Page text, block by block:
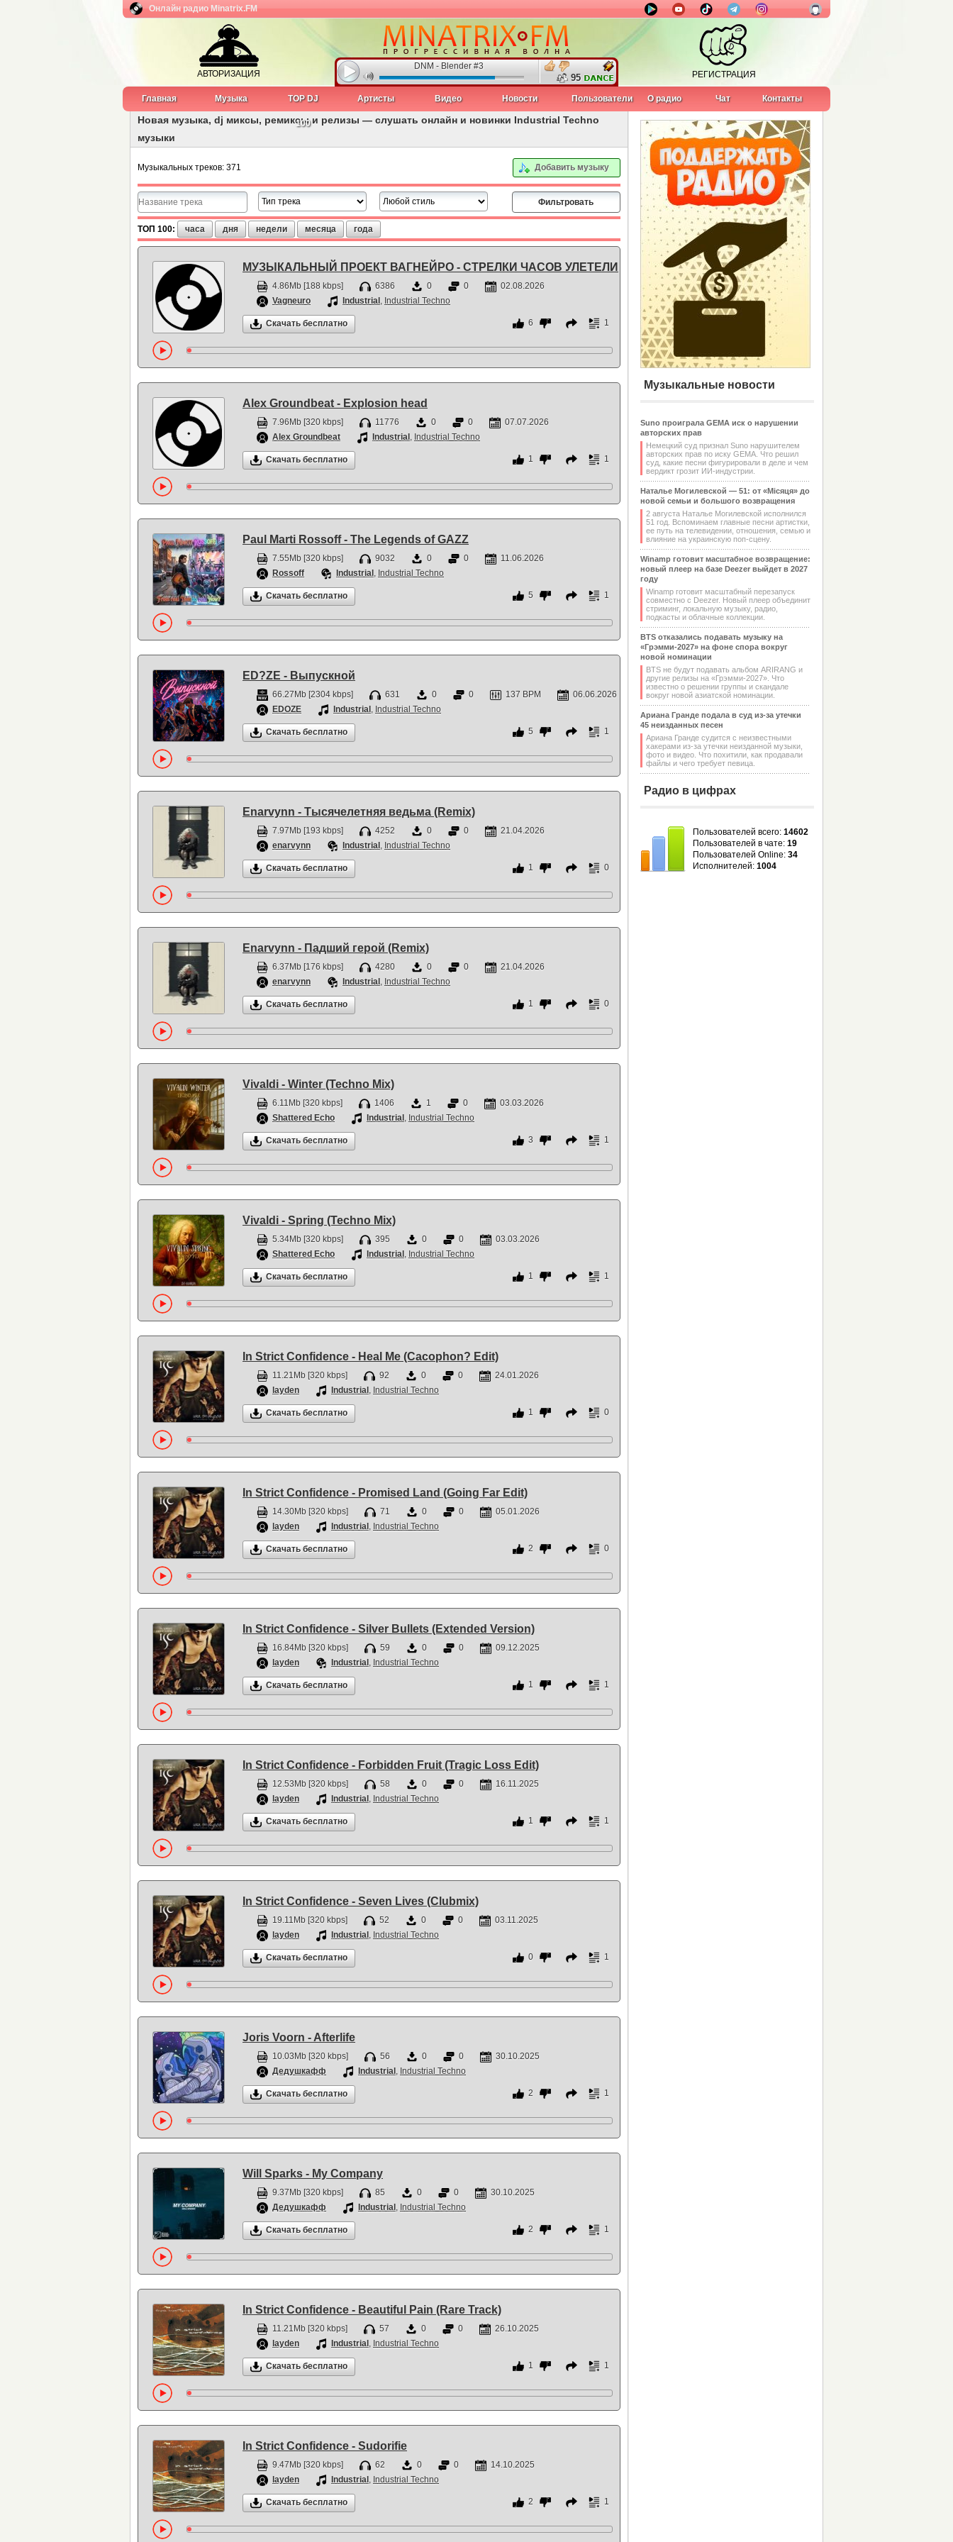
Онлайн радио Minatrix.FM
АВТОРИЗАЦИЯ
DNM - Blender #3
95 РЕГИСТРАЦИЯ
Главная Музыка TOP DJ
100
Артисты Видео Новости Пользователи О радио Чат Контакты
Новая музыка, dj миксы, ремиксы и релизы — слушать онлайн и новинки Industrial Techno
музыки
Музыкальных треков: 371 Добавить музыку
ТОП 100: часа дня недели месяца года
МУЗЫКАЛЬНЫЙ ПРОЕКТ ВАГНЕЙРО - СТРЕЛКИ ЧАСОВ УЛЕТЕЛИ
4.86Mb [188 kbps] 6386 0 0
02.08.2026
Vagneuro
Industrial , Industrial Techno
Скачать бесплатно 6 1
Alex Groundbeat - Explosion head
7.96Mb [320 kbps] 11776 0 0
07.07.2026
Alex Groundbeat
Industrial , Industrial Techno
Скачать бесплатно 1 1
Paul Marti Rossoff - The Legends of GAZZ
7.55Mb [320 kbps] 9032 0 0
11.06.2026
Rossoff
Industrial , Industrial Techno
Скачать бесплатно 5 1
ED?ZE - Выпускной
66.27Mb [2304 kbps] 631 0 0 137 BPM
06.06.2026
EDOZE
Industrial , Industrial Techno
Скачать бесплатно 5 1
Enarvynn - Тысячелетняя ведьма (Remix)
7.97Mb [193 kbps] 4252 0 0
21.04.2026
enarvynn
Industrial , Industrial Techno
Скачать бесплатно 1 0
Enarvynn - Падший герой (Remix)
6.37Mb [176 kbps] 4280 0 0
21.04.2026
enarvynn
Industrial , Industrial Techno
Скачать бесплатно 1 0
Vivaldi - Winter (Techno Mix)
6.11Mb [320 kbps] 1406 1 0
03.03.2026
Shattered Echo
Industrial , Industrial Techno
Скачать бесплатно 3 1
Vivaldi - Spring (Techno Mix)
5.34Mb [320 kbps] 395 0 0
03.03.2026
Shattered Echo
Industrial , Industrial Techno
Скачать бесплатно 1 1
In Strict Confidence - Heal Me (Cacophon? Edit)
11.21Mb [320 kbps] 92 0 0
24.01.2026
layden
Industrial , Industrial Techno
Скачать бесплатно 1 0
In Strict Confidence - Promised Land (Going Far Edit)
14.30Mb [320 kbps] 71 0 0
05.01.2026
layden
Industrial , Industrial Techno
Скачать бесплатно 2 0
In Strict Confidence - Silver Bullets (Extended Version)
16.84Mb [320 kbps] 59 0 0
09.12.2025
layden
Industrial , Industrial Techno
Скачать бесплатно 1 1
In Strict Confidence - Forbidden Fruit (Tragic Loss Edit)
12.53Mb [320 kbps] 58 0 0
16.11.2025
layden
Industrial , Industrial Techno
Скачать бесплатно 1 1
In Strict Confidence - Seven Lives (Clubmix)
19.11Mb [320 kbps] 52 0 0
03.11.2025
layden
Industrial , Industrial Techno
Скачать бесплатно 0 1
Joris Voorn - Afterlife
10.03Mb [320 kbps] 56 0 0
30.10.2025
Дедушкафф
Industrial , Industrial Techno
Скачать бесплатно 2 1
Will Sparks - My Company
9.37Mb [320 kbps] 85 0 0
30.10.2025
Дедушкафф
Industrial , Industrial Techno
Скачать бесплатно 2 1
In Strict Confidence - Beautiful Pain (Rare Track)
11.21Mb [320 kbps] 57 0 0
26.10.2025
layden
Industrial , Industrial Techno
Скачать бесплатно 1 1
In Strict Confidence - Sudorifie
9.47Mb [320 kbps] 62 0 0
14.10.2025
layden
Industrial , Industrial Techno
Скачать бесплатно 2 1
Музыкальные новости
Suno проиграла GEMA иск о нарушении
авторских прав
Немецкий суд признал Suno нарушителем
авторских прав по иску GEMA. Что решил
суд, какие песни фигурировали в деле и чем
вердикт грозит ИИ-индустрии.
Наталье Могилевской — 51: от «Місяця» до
новой семьи и большого возвращения
2 августа Наталье Могилевской исполнился
51 год. Вспоминаем главные песни артистки,
ее путь на телевидении, отношения, семью и
влияние на украинскую поп-сцену.
Winamp готовит масштабное возвращение:
новый плеер на базе Deezer выйдет в 2027
году
Winamp готовит масштабный перезапуск
совместно с Deezer. Новый плеер объединит
стриминг, локальную музыку, радио,
подкасты и облачные коллекции.
BTS отказались подавать музыку на
«Грэмми-2027» на фоне спора вокруг
новой номинации
BTS не будут подавать альбом ARIRANG и
другие релизы на «Грэмми-2027». Что
известно о решении группы и скандале
вокруг новой азиатской номинации.
Ариана Гранде подала в суд из-за утечки
45 неизданных песен
Ариана Гранде судится с неизвестными
хакерами из-за утечки неизданной музыки,
фото и видео. Что похитили, как продавали
файлы и чего требует певица.
Радио в цифрах
Пользователей всего: 14602
Пользователей в чате: 19
Пользователей Online: 34
Исполнителей: 1004